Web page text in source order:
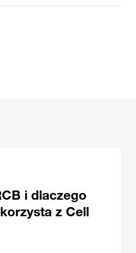
i dlaczego
z Cell